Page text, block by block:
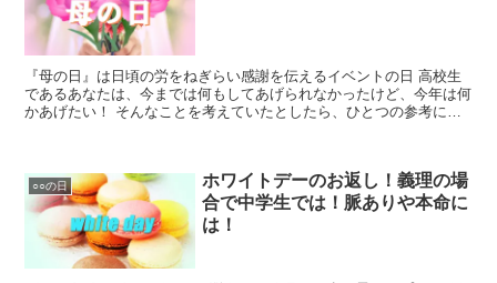
『母の日』は日頃の労をねぎらい感謝を伝えるイベントの日 高校生
であるあなたは、今までは何もしてあげられなかったけど、今年は何
かあげたい！ そんなことを考えていたとしたら、ひとつの参考にな
○○の日
ホワイトデーのお返し！義理の場
合で中学生では！脈ありや本命に
は！